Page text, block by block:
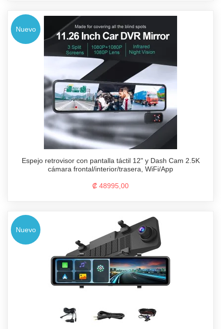
Nuevo
Espejo retrovisor con pantalla táctil 12" y Dash Cam 2.5K
cámara frontal/interior/trasera, WiFi/App
₡ 48995,00
Nuevo